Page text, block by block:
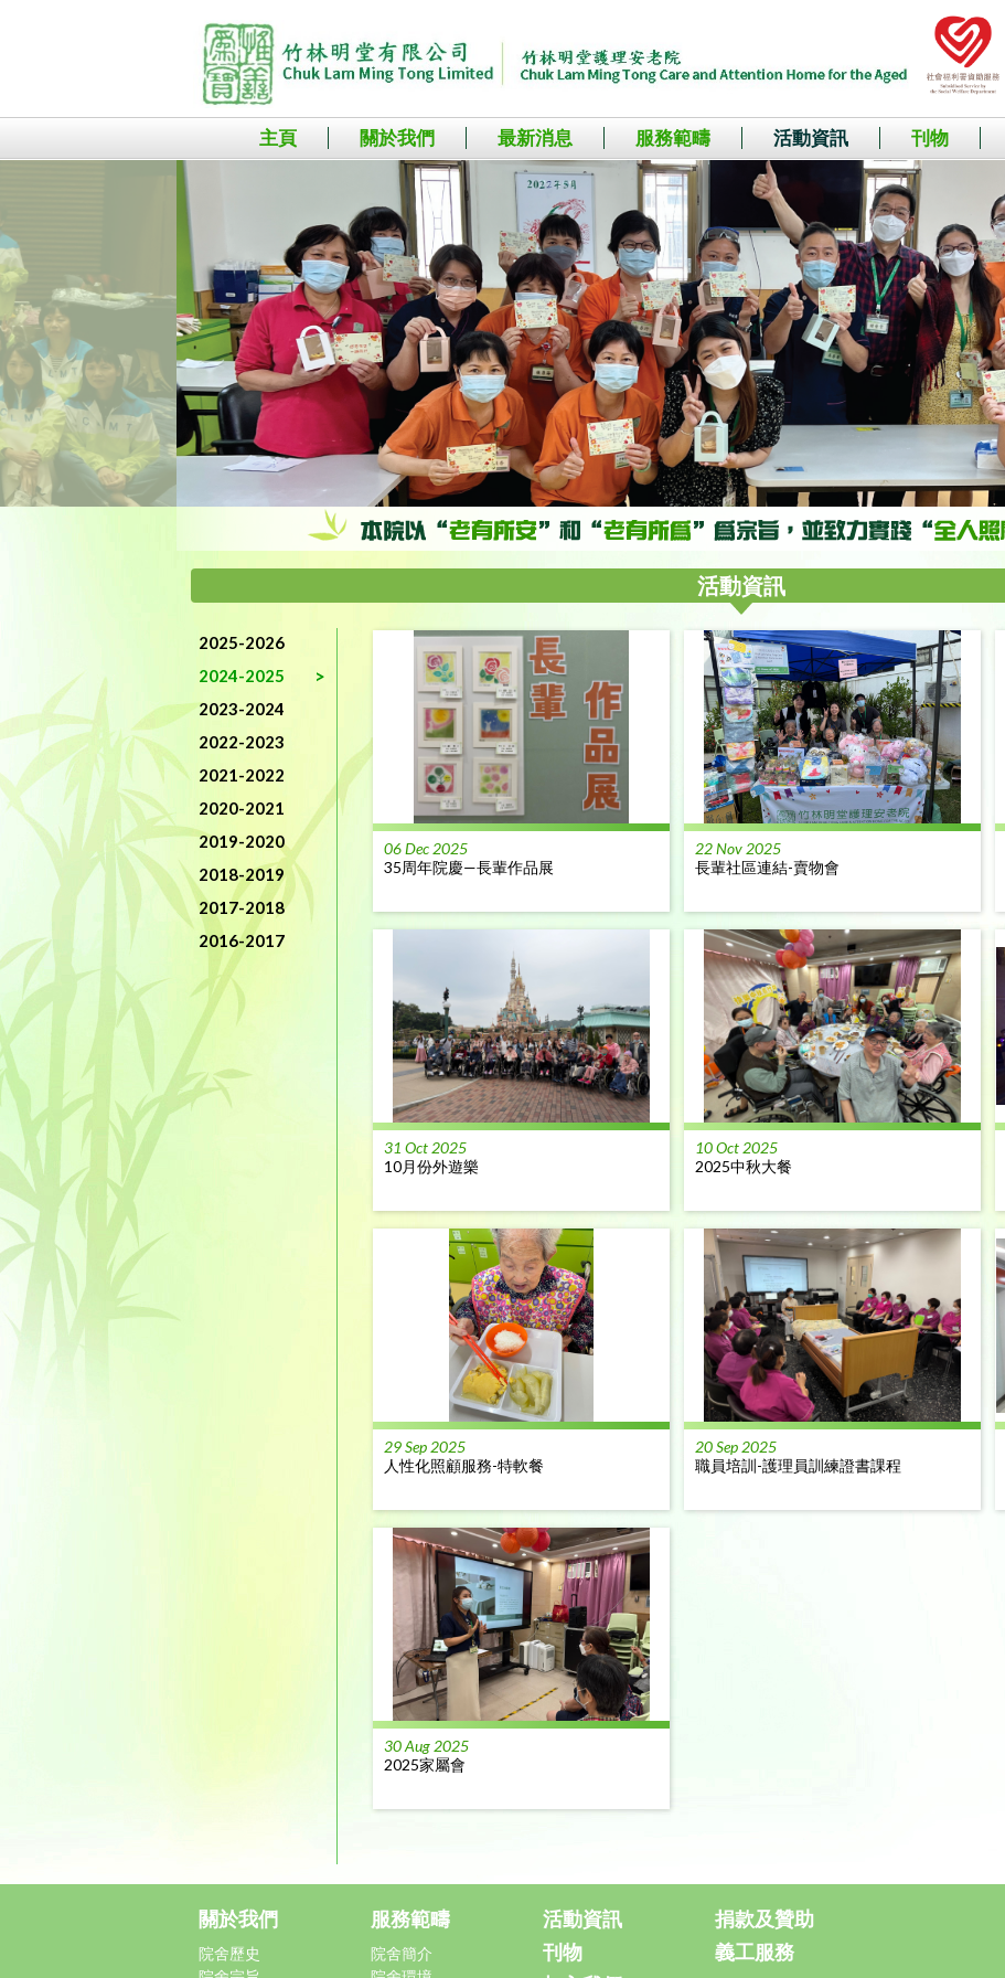
主頁 關於我們 最新消息 服務範疇 活動資訊 刊物
活動資訊
2025-2026
2024-2025
2023-2024
2022-2023
2021-2022
2020-2021
2019-2020
2018-2019
2017-2018
2016-2017
06 Dec 2025
35周年院慶—長輩作品展
22 Nov 2025
長輩社區連結-賣物會
31 Oct 2025
10月份外遊樂
10 Oct 2025
2025中秋大餐
29 Sep 2025
人性化照顧服務-特軟餐
20 Sep 2025
職員培訓-護理員訓練證書課程
30 Aug 2025
2025家屬會
關於我們
院舍歷史
服務範疇
院舍簡介
活動資訊
刊物
捐款及贊助
義工服務